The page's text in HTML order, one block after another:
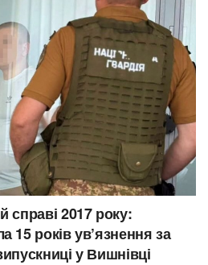
справі 2017 року:
15 років ув’язнення за
у Вишнівці